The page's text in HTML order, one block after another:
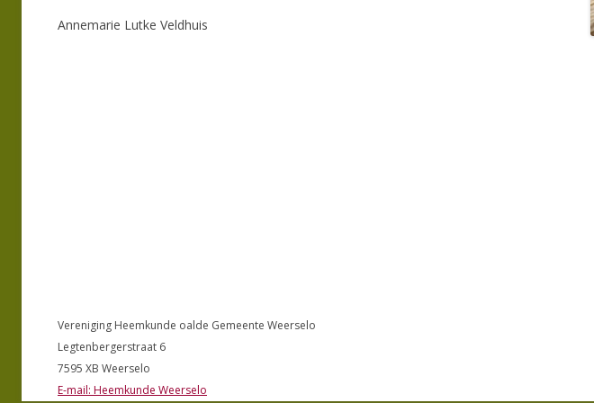
Annemarie Lutke Veldhuis
Vereniging Heemkunde oalde Gemeente Weerselo
Legtenbergerstraat 6
7595 XB Weerselo
E-mail: Heemkunde Weerselo